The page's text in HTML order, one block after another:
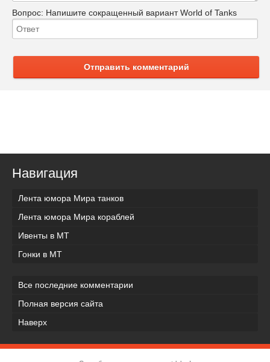
Вопрос: Напишите сокращенный вариант World of Tanks
Отправить комментарий
Навигация
Лента юмора Мира танков
Лента юмора Мира кораблей
Ивенты в МТ
Гонки в МТ
Все последние комментарии
Полная версия сайта
Наверх